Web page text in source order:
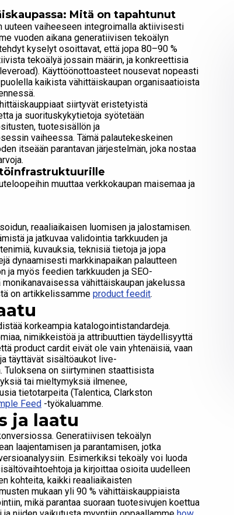
Mitä on tapahtunut
vaiheeseen integroimalla aktiivisesti
vuoden aikana generatiivisen tekoälyn
kyselyt osoittavat, että jopa 80–90 %
tekoälyä jossain määrin, ja konkreettisia
Käyttöönottoasteet nousevat nopeasti
kaikista vähittäiskaupan organisaatioista
siirtyvät eristetyistä
ja suorituskykytietoja syötetään
tuotesisällön ja
vaiheessa. Tämä palautekeskeinen
itseään parantavan järjestelmän, joka nostaa
muuttaa verkkokaupan maisemaa ja
reaaliaikaisen luomisen ja jalostamisen.
ja jatkuvaa validointia tarkkuuden ja
kuvauksia, teknisiä tietoja ja jopa
dynaamisesti markkinapaikan palautteen
ja myös feedien tarkkuuden ja SEO-
vähittäiskaupan jakelussa
on artikkelissamme product feedit.
korkeampia katalogointistandardeja.
nimikkeistöä ja attribuuttien täydellisyyttä
product cardit eivät ole vain yhtenäisiä, vaan
täyttävät sisältöaukot live-
Tuloksena on siirtyminen staattisista
tai mieltymyksiä ilmenee,
tietotarpeita (Talentica, Clarkston
Feed -työkaluamme.
ja laatu
Generatiivisen tekoälyn
laajentamisen ja parantamisen, jotka
Esimerkiksi tekoäly voi luoda
ja kirjoittaa osioita uudelleen
kohteita, kaikki reaaliaikaisten
mukaan yli 90 % vähittäiskauppiaista
mikä parantaa suoraan tuotesivujen koettua